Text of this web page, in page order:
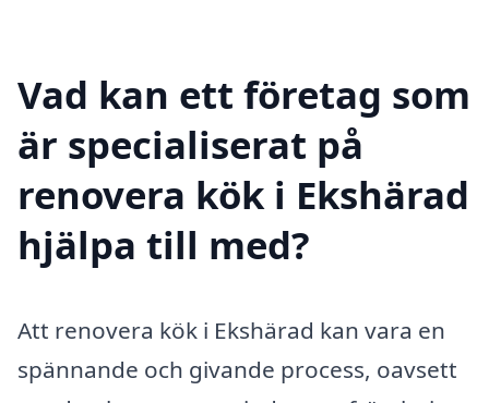
Vad kan ett företag som
är specialiserat på
renovera kök i Ekshärad
hjälpa till med?
Att renovera kök i Ekshärad kan vara en
spännande och givande process, oavsett